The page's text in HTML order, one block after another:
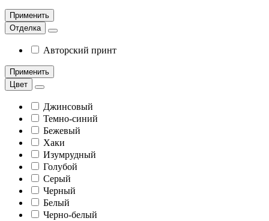
Применить
Отделка
Авторский принт
Применить
Цвет
Джинсовый
Темно-синий
Бежевый
Хаки
Изумрудный
Голубой
Серый
Черный
Белый
Черно-белый